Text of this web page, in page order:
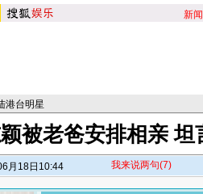
新闻
港台明星
被老爸安排相亲
月18日10:44 我来说两句(7)